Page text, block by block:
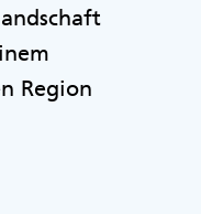
Region